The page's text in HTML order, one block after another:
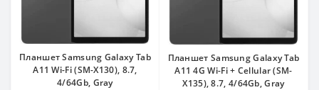
Планшет Samsung Galaxy Tab
A11 Wi-Fi (SM-X130), 8.7,
4/64Gb, Gray
Планшет Samsung Galaxy Tab
A11 4G Wi-Fi + Cellular (SM-
X135), 8.7, 4/64Gb, Gray